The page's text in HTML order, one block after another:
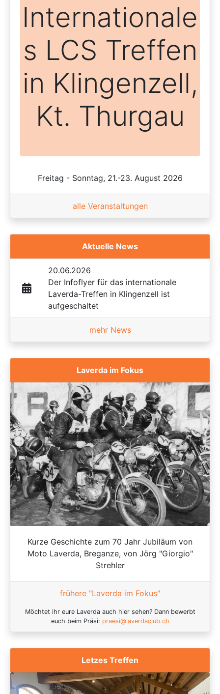
Internationale
s LCS Treffen
in Klingenzell,
Kt. Thurgau
Freitag - Sonntag, 21.-23. August 2026
alle Veranstaltungen
Aktuelle News
20.06.2026
Der Infoflyer für das internationale
Laverda-Treffen in Klingenzell ist
aufgeschaltet
mehr News
Laverda im Fokus
Kurze Geschichte zum 70 Jahr Jubiläum von
Moto Laverda, Breganze, von Jörg "Giorgio"
Strehler
frühere "Laverda im Fokus"
Möchtet ihr eure Laverda auch hier sehen? Dann bewerbt
euch beim Präsi: praesi@laverdaclub.ch
Letzes Treffen